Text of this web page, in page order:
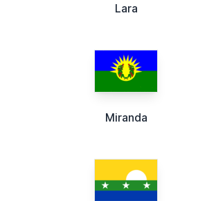
Lara
Miranda